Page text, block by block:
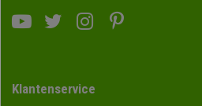
Klantenservice